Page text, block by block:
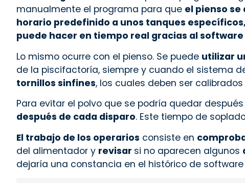
manualmente el programa para que el pienso
horario predefinido a unos tanques
puede hacer en tiempo real gracias al software
Lo mismo ocurre con el pienso. Se puede utilizar
de la piscifactoría, siempre y cuando el sistema
tornillos sinfines, los cuales deben ser
Para evitar el polvo que se podría quedar
después de cada disparo. Este tiempo de
El trabajo de los operarios consiste en
del alimentador y revisar si no aparecen algunos
dejaría una constancia en el histórico de